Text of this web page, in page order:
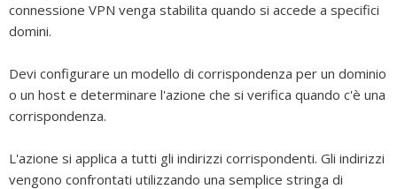
connessione VPN venga stabilita quando si accede a specifici
domini.
Devi configurare un modello di corrispondenza per un dominio
o un host e determinare l'azione che si verifica quando c'è una
corrispondenza.
L'azione si applica a tutti gli indirizzi corrispondenti. Gli indirizzi
vengono confrontati utilizzando una semplice stringa di